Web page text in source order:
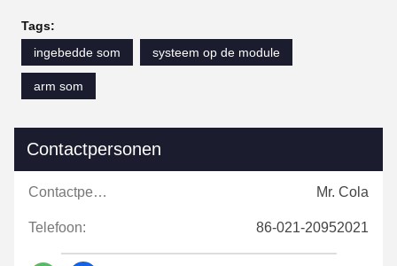
Tags:
ingebedde som
systeem op de module
arm som
Contactpersonen
Contactpersonen: Mr. Cola
Telefoon: 86-021-20952021